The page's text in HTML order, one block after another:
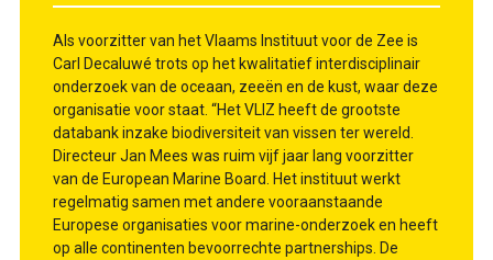
Als voorzitter van het Vlaams Instituut voor de Zee is
Carl Decaluwé trots op het kwalitatief interdisciplinair
onderzoek van de oceaan, zeeën en de kust, waar deze
organisatie voor staat. “Het VLIZ heeft de grootste
databank inzake biodiversiteit van vissen ter wereld.
Directeur Jan Mees was ruim vijf jaar lang voorzitter
van de European Marine Board. Het instituut werkt
regelmatig samen met andere vooraanstaande
Europese organisaties voor marine-onderzoek en heeft
op alle continenten bevoorrechte partnerships. De